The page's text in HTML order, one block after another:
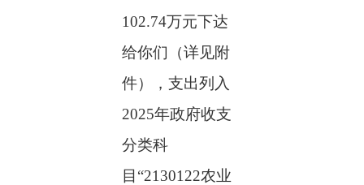
102.74万元下达
给你们（详见附
件），支出列入
2025年政府收支
分类科
目 “2130122农业